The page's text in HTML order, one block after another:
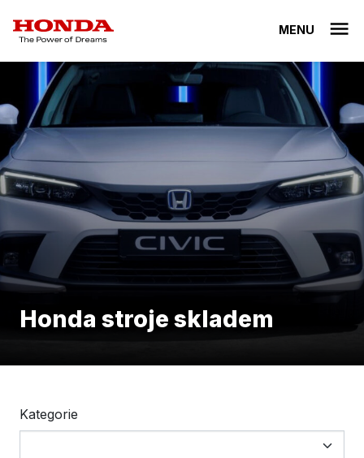
MENU
Honda stroje skladem
Kategorie